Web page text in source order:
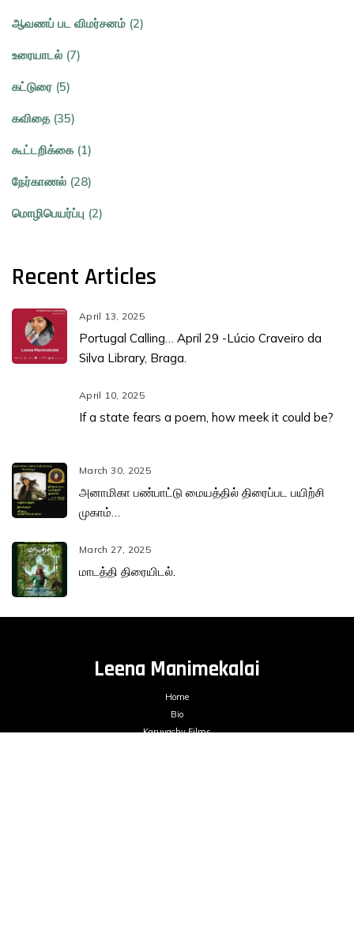
ஆவணப் பட விமர்சனம் (2)
உரையாடல் (7)
கட்டுரை (5)
கவிதை (35)
கூட்டறிக்கை (1)
நேர்காணல் (28)
மொழிபெயர்ப்பு (2)
Recent Articles
April 13, 2025
Portugal Calling… April 29 -Lúcio Craveiro da
Silva Library, Braga.
April 10, 2025
If a state fears a poem, how meek it could be?
March 30, 2025
அனாமிகா பண்பாட்டு மையத்தில் திரைப்பட பயிற்சி
முகாம்…
March 27, 2025
மாடத்தி திரையிடல்.
Leena Manimekalai
Home
Bio
Karuvachy Films